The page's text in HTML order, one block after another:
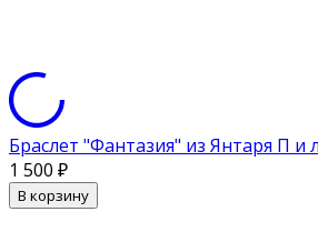
Браслет "Фантазия" из Янтаря П и
1 500 ₽
В корзину